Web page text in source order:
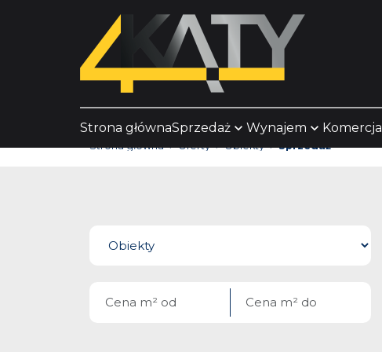
Strona głównaSprzedaż Wynajem Komercja
Strona główna Oferty Obiekty Sprzedaż